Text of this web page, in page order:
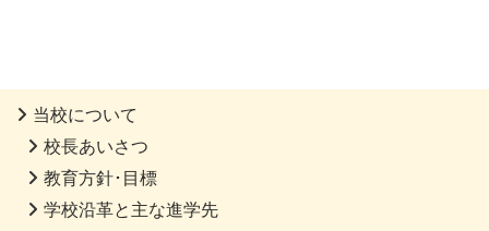
当校について
校長あいさつ
教育方針･目標
学校沿革と主な進学先